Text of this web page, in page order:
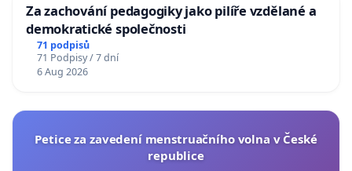
Za zachování pedagogiky jako pilíře vzdělané a
demokratické společnosti
71 podpisů
71 Podpisy / 7 dní
6 Aug 2026
Petice za zavedení menstruačního volna v České
republice